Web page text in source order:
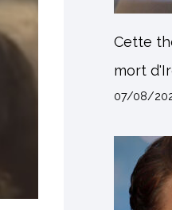
Cette
mort
07/08/